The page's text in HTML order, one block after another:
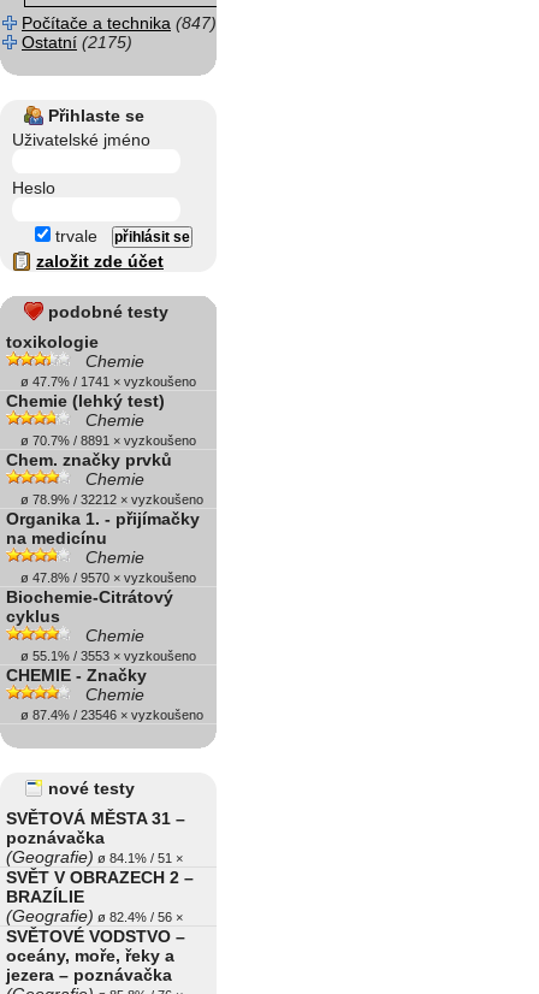
Počítače a technika (847)
Ostatní (2175)
Přihlaste se
Uživatelské jméno
Heslo
trvale
založit zde účet
podobné testy
toxikologie
Chemie
ø 47.7% / 1741 × vyzkoušeno
Chemie (lehký test)
Chemie
ø 70.7% / 8891 × vyzkoušeno
Chem. značky prvků
Chemie
ø 78.9% / 32212 × vyzkoušeno
Organika 1. - přijímačky
na medicínu
Chemie
ø 47.8% / 9570 × vyzkoušeno
Biochemie-Citrátový
cyklus
Chemie
ø 55.1% / 3553 × vyzkoušeno
CHEMIE - Značky
Chemie
ø 87.4% / 23546 × vyzkoušeno
nové testy
SVĚTOVÁ MĚSTA 31 –
poznávačka
(Geografie) ø 84.1% / 51 ×
SVĚT V OBRAZECH 2 –
BRAZÍLIE
(Geografie) ø 82.4% / 56 ×
SVĚTOVÉ VODSTVO –
oceány, moře, řeky a
jezera – poznávačka